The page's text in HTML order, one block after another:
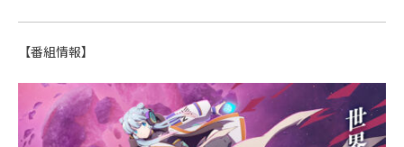
【番組情報】